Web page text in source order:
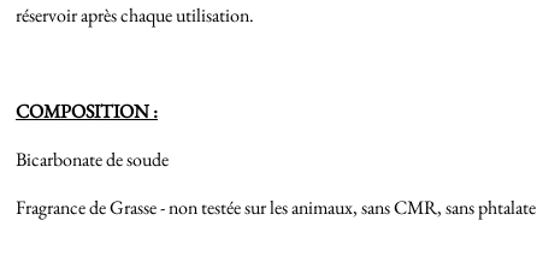
réservoir après chaque utilisation.
COMPOSITION :
Bicarbonate de soude
Fragrance de Grasse - non testée sur les animaux, sans CMR, sans phtalate